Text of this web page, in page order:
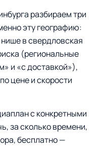
разбираем три
эту географию:
в свердловская
(региональные
и «с доставкой»),
цене и скорости
с конкретными
за сколько времени,
бесплатно —